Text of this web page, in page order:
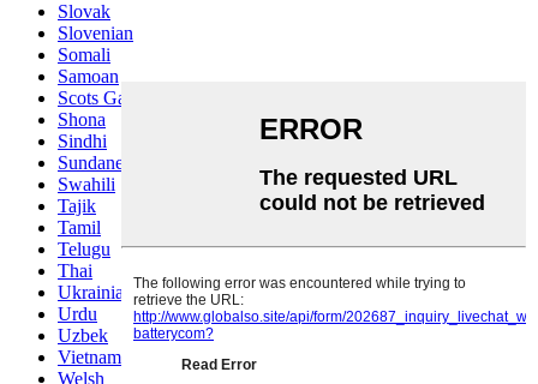
Slovak
Slovenian
Somali
Samoan
Scots Gaelic
Shona
Sindhi
Sundanese
Swahili
Tajik
Tamil
Telugu
Thai
Ukrainian
Urdu
Uzbek
Vietnamese
Welsh